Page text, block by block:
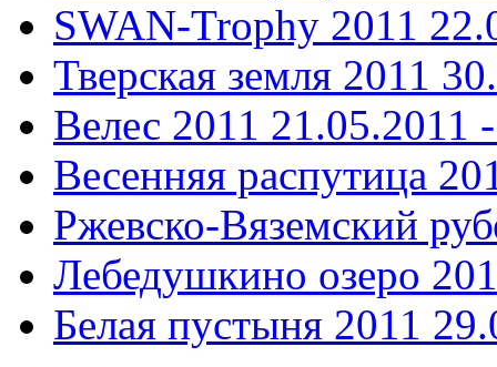
SWAN-Trophy 2011
Тверская земля 2011
Велес 2011 21.05.2011
Весенняя распутица
Ржевско-Вяземский
Лебедушкино озеро
Белая пустыня 2011